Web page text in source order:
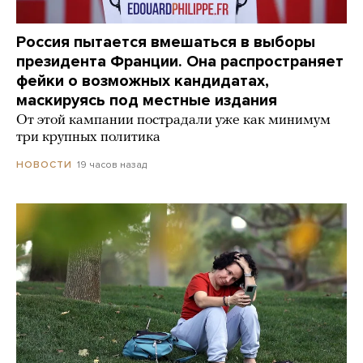
Россия пытается вмешаться в выборы
президента Франции. Она распространяет
фейки о возможных кандидатах,
маскируясь под местные издания
От этой кампании пострадали уже как минимум
три крупных политика
НОВОСТИ 19 часов назад